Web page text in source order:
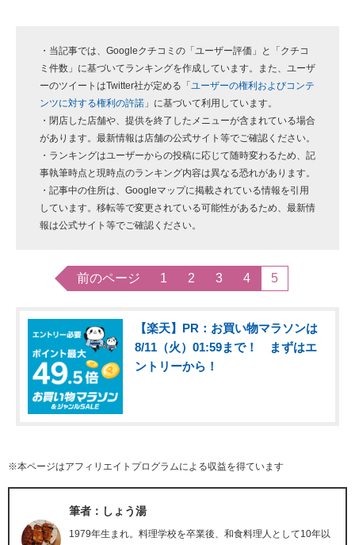
・当記事では、Googleクチコミの「ユーザー評価」と「クチコ
ミ件数」に基づいてランキングを作成しています。また、ユーザ
ーのツイートはTwitter社が定める「 ユーザーの権利およびコンテ
ンツに対する権利の許諾 」に基づいて利用しています。
・閉店した店舗や、提供を終了したメニューが含まれている場合
があります。最新情報は店舗の公式サイト等でご確認ください。
・ランキングはユーザーからの投稿に応じて随時変わるため、記
事執筆時点と現時点のランキング内容は異なる恐れがあります。
・記事中の住所は、Googleマップに掲載されている情報を引用
しています。移転等で変更されている可能性があるため、最新情
報は公式サイト等でご確認ください。
前のページ 1 2 3 4 5
【楽天】PR：お買い物マラソンは
8/11（火）01:59まで！ まずはエ
ントリーから！
※本ページはアフィリエイトプログラムによる収益を得ています
筆者：しょう湯
1979年生まれ。料理学校を卒業後、和食料理人として10年以